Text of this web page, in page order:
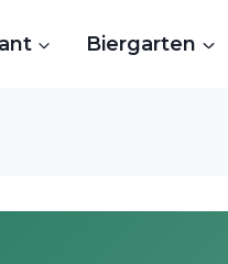
Biergarten